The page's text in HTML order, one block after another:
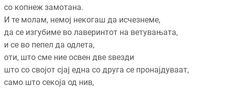
со копнеж замотана.
И те молам, немој некогаш да исчезнеме,
да се изгубиме во лаверинтот на ветувањата,
и се во пепел да одлета,
оти, што сме ние освен две ѕвезди
што со својот сјај една со друга се пронајдуваат,
само што секоја од нив,